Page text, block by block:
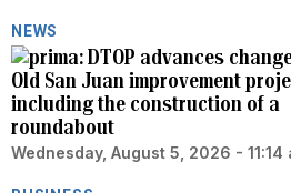
NEWS
DTOP advances
Old San Juan improvement
including the construction of a
roundabout
Wednesday, August 5, 2026 - 11:14